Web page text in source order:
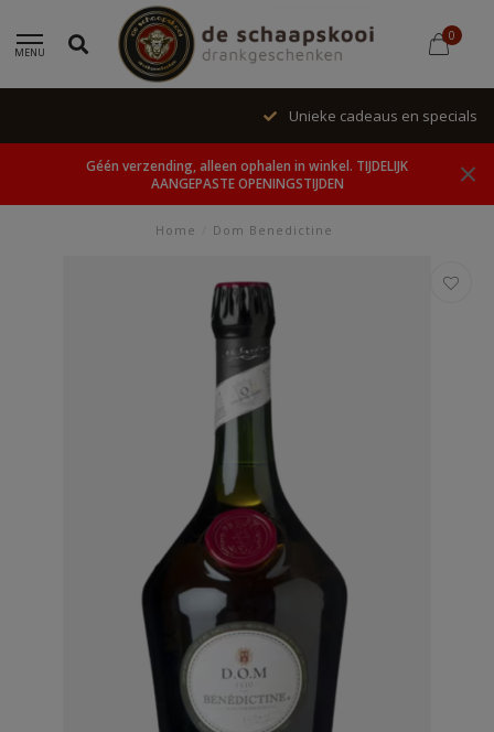
MENU
0
Unieke cadeaus en specials
Géén verzending, alleen ophalen in winkel. TIJDELIJK
AANGEPASTE OPENINGSTIJDEN
Home Dom Benedictine